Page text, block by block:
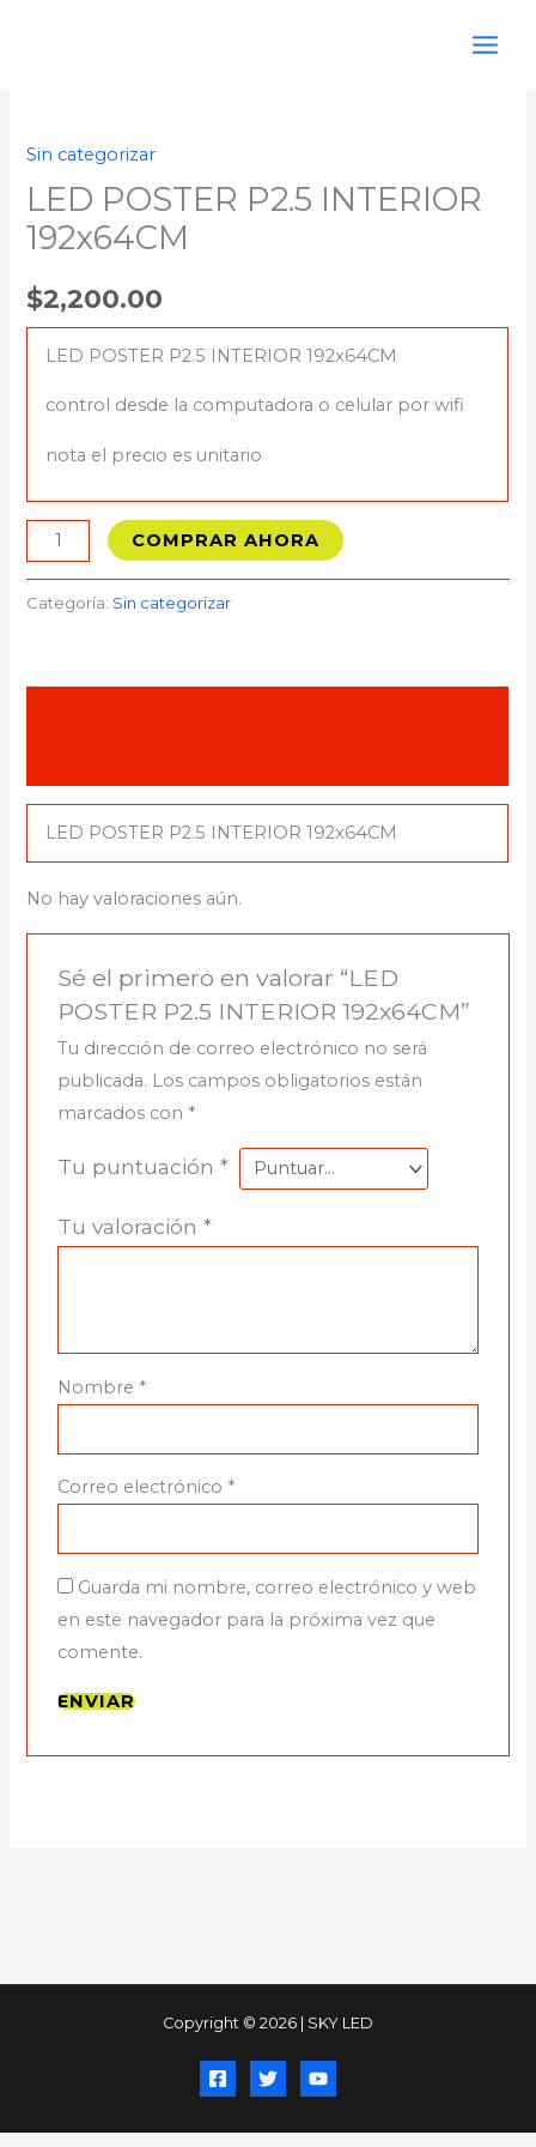
Sin categorizar
LED POSTER P2.5 INTERIOR
192x64CM
$2,200.00
LED POSTER P2.5 INTERIOR 192x64CM
control desde la computadora o celular por wifi
nota el precio es unitario
P2.5
INTERIOR
192x64CM
cantidad
COMPRAR AHORA
Categoría: Sin categorizar
LED POSTER P2.5 INTERIOR 192x64CM
No hay valoraciones aún.
Sé el primero en valorar “LED
POSTER P2.5 INTERIOR 192x64CM”
Tu dirección de correo electrónico no será
publicada. Los campos obligatorios están
marcados con *
Tu puntuación *
Tu valoración *
Nombre *
Correo electrónico *
Guarda mi nombre, correo electrónico y web
en este navegador para la próxima vez que
comente.
Copyright © 2026 | SKY LED